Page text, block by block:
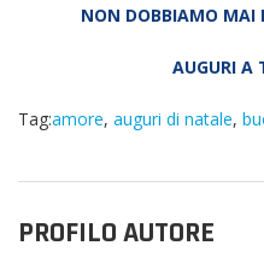
NON DOBBIAMO MAI
AUGURI A
Tag:amore, auguri di natale,
PROFILO AUTORE